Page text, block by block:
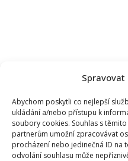
Abychom poskytli co nejlepší
ukládání a/nebo přístupu k
soubory cookies. Souhlas s
partnerům umožní zpracovávat
procházení nebo jedinečná ID na
odvolání souhlasu může